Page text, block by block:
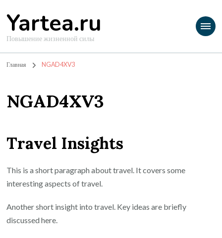
Yartea.ru
Повышение жизненной силы
Главная NGAD4XV3
NGAD4XV3
Travel Insights
This is a short paragraph about travel. It covers some
interesting aspects of travel.
Another short insight into travel. Key ideas are briefly
discussed here.